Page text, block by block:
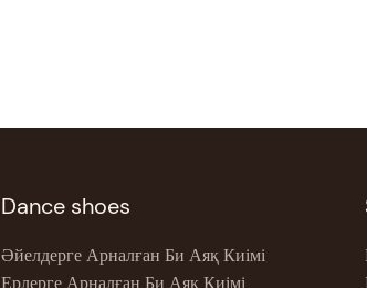
Dance shoes
Әйелдерге Арналған Би Аяқ Киімі
Ерлерге Арналған Би Аяқ Киімі